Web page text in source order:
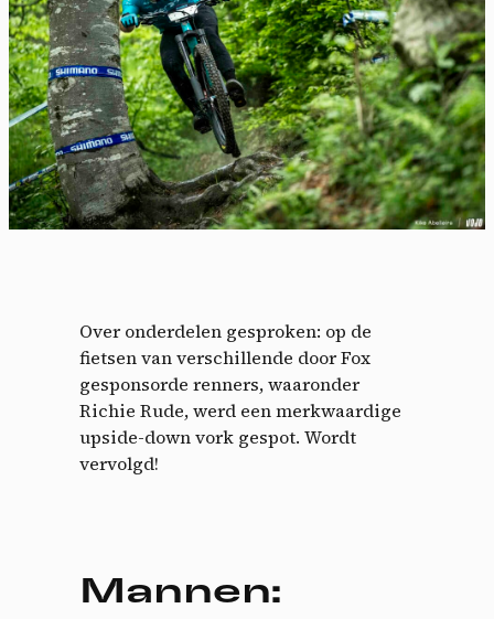
Over onderdelen gesproken: op de
fietsen van verschillende door Fox
gesponsorde renners, waaronder
Richie Rude, werd een merkwaardige
upside-down vork gespot. Wordt
vervolgd!
Mannen: